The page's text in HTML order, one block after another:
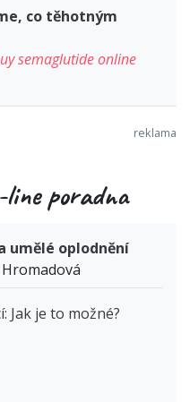
co těhotným
semaglutide online
poradna
umělé oplodnění
Jak je to možné?